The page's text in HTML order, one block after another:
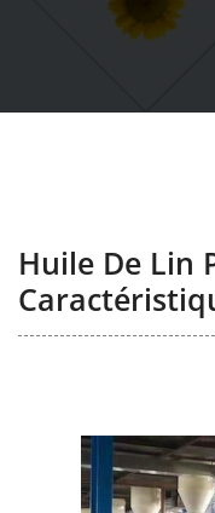
Huile De Lin